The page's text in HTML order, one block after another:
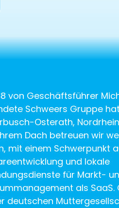
von Geschäftsführer
Schweers Gruppe
Osterath,
Dach betreuen wir
mit einem Schwerpunkt
und lokale
für Markt-
als
deutschen